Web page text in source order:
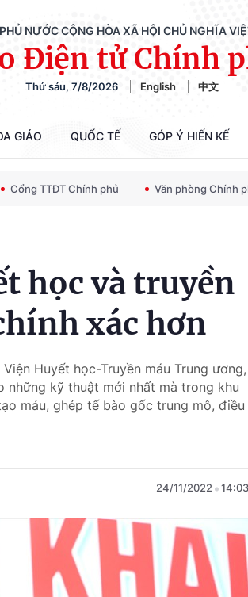
NƯỚC CỘNG HÒA XÃ HỘI CHỦ NGHĨA
Điện tử Chính
Thứ sáu, 7/8/2026 English 中文
GIÁO QUỐC TẾ GÓP Ý HIẾN KẾ
Cổng TTĐT Chính phủ Văn phòng Chính
học và truyền
xác hơn
Huyết học-Truyền máu Trung ương,
những kỹ thuật mới nhất mà trong khu
máu, ghép tế bào gốc trung mô, điều
24/11/2022 14:03